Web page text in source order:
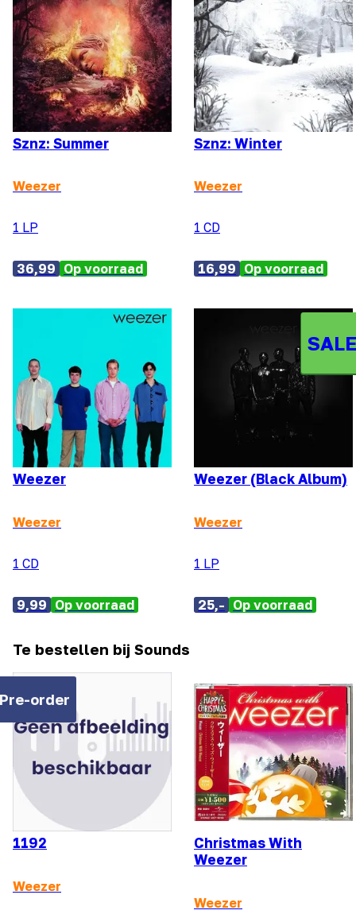
Sznz: Summer
Weezer
1 LP
36,99 Op voorraad
Sznz: Winter
Weezer
1 CD
16,99 Op voorraad
Weezer
Weezer
1 CD
9,99 Op voorraad
Weezer (Black Album)
Weezer
1 LP
25,- Op voorraad
Te bestellen bij Sounds
Pre-order
1192
Weezer
Christmas With
Weezer
Weezer